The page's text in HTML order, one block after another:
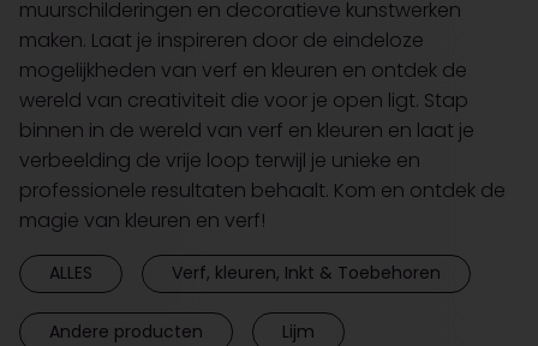
muurschilderingen en decoratieve kunstwerken
maken. Laat je inspireren door de eindeloze
mogelijkheden van verf en kleuren en ontdek de
wereld van creativiteit die voor je open ligt. Stap
binnen in de wereld van verf en kleuren en laat je
verbeelding de vrije loop terwijl je unieke en
professionele resultaten behaalt. Kom en ontdek de
magie van kleuren en verf!
ALLES Verf, kleuren, Inkt & Toebehoren
Andere producten Lijm